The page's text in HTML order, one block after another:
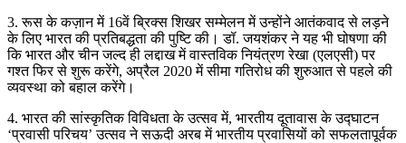
3. रूस के कज़ान में 16वें ब्रिक्स शिखर सम्मेलन में उन्होंने आतंकवाद से लड़ने
के लिए भारत की प्रतिबद्धता की पुष्टि की। डॉ. जयशंकर ने यह भी घोषणा की
कि भारत और चीन जल्द ही लद्दाख में वास्तविक नियंत्रण रेखा (एलएसी) पर
गश्त फिर से शुरू करेंगे, अप्रैल 2020 में सीमा गतिरोध की शुरुआत से पहले की
व्यवस्था को बहाल करेंगे।
4. भारत की सांस्कृतिक विविधता के उत्सव में, भारतीय दूतावास के उद्घाटन
‘प्रवासी परिचय’ उत्सव ने सऊदी अरब में भारतीय प्रवासियों को सफलतापूर्वक